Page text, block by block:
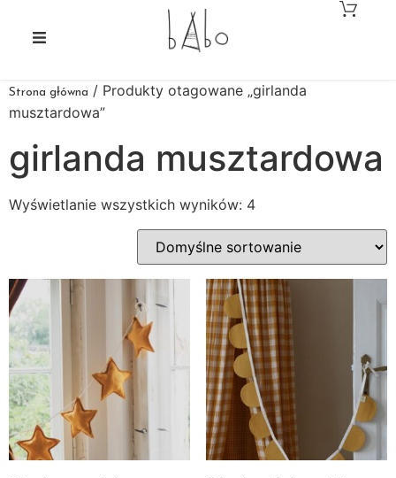
Strona główna / Produkty otagowane „girlanda
musztardowa”
girlanda musztardowa
Wyświetlanie wszystkich wyników: 4